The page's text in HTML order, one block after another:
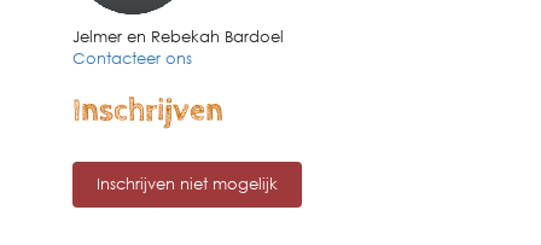
Jelmer en Rebekah Bardoel
Contacteer ons
Inschrijven